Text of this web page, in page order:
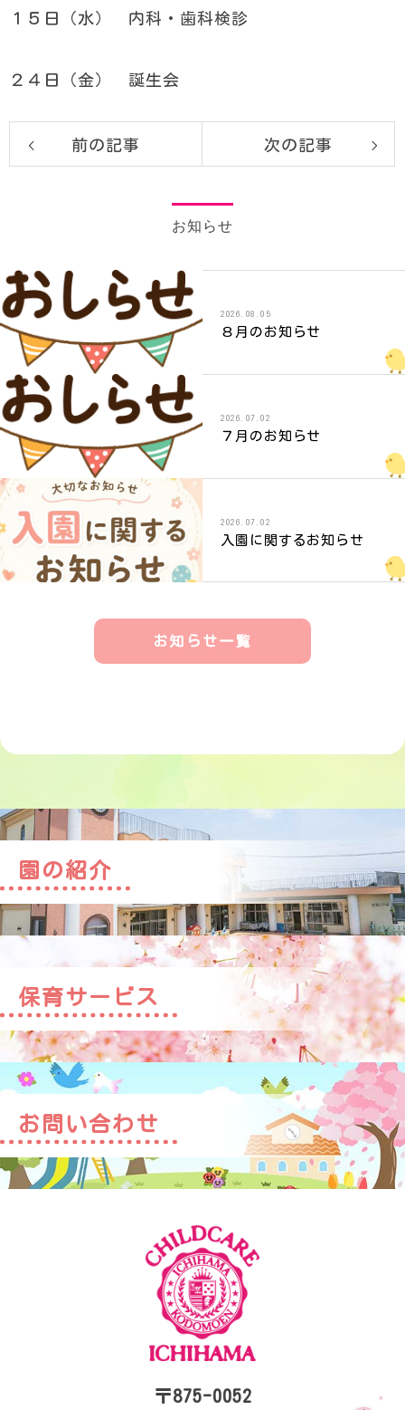
１５日（水） 内科・歯科検診
２４日（金） 誕生会
前の記事 次の記事
お知らせ
2026.08.05
８月のお知らせ
2026.07.02
７月のお知らせ
2026.07.02
入園に関するお知らせ
お知らせ一覧
園の紹介
保育サービス
お問い合わせ
〒875-0052